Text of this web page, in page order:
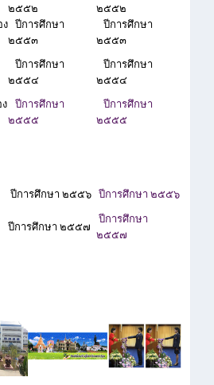
๒๕๕๒
๒๕๕๒
ง ปีการศึกษา
๒๕๕๓
ปีการศึกษา
๒๕๕๓
ปีการศึกษา
๒๕๕๔
ปีการศึกษา
๒๕๕๔
ปีการศึกษา
๒๕๕๕
ปีการศึกษา
๒๕๕๕
ปีการศึกษา ๒๕๕๖ ปีการศึกษา ๒๕๕๖
ปีการศึกษา ๒๕๕๗
ปีการศึกษา
๒๕๕๗